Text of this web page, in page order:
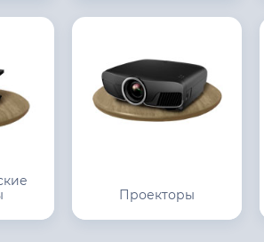
Проекторы